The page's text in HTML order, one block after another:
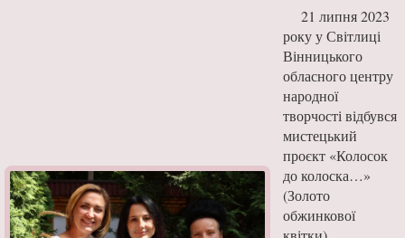
21 липня 2023
року у Світлиці
Вінницького
обласного центру
народної
творчості відбувся
мистецький
проєкт «Колосок
до колоска…»
(Золото
обжинкової